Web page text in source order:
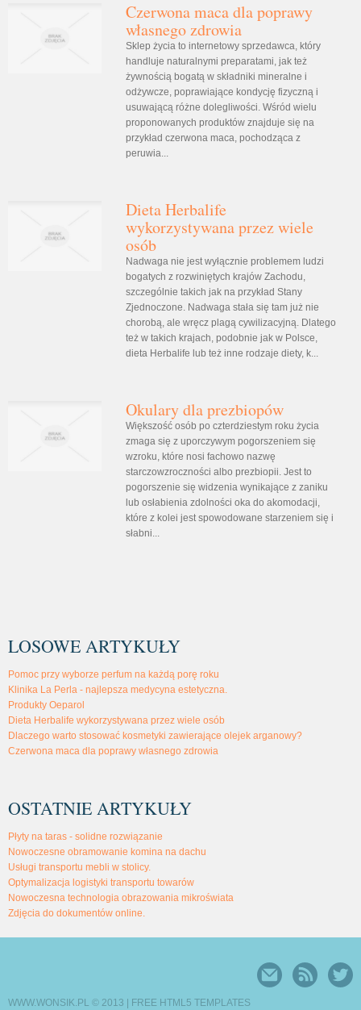
Czerwona maca dla poprawy
własnego zdrowia
Sklep życia to internetowy sprzedawca, który
handluje naturalnymi preparatami, jak też
żywnością bogatą w składniki mineralne i
odżywcze, poprawiające kondycję fizyczną i
usuwającą różne dolegliwości. Wśród wielu
proponowanych produktów znajduje się na
przykład czerwona maca, pochodząca z
peruwia...
Dieta Herbalife
wykorzystywana przez wiele
osób
Nadwaga nie jest wyłącznie problemem ludzi
bogatych z rozwiniętych krajów Zachodu,
szczególnie takich jak na przykład Stany
Zjednoczone. Nadwaga stała się tam już nie
chorobą, ale wręcz plagą cywilizacyjną. Dlatego
też w takich krajach, podobnie jak w Polsce,
dieta Herbalife lub też inne rodzaje diety, k...
Okulary dla prezbiopów
Większość osób po czterdziestym roku życia
zmaga się z uporczywym pogorszeniem się
wzroku, które nosi fachowo nazwę
starczowzroczności albo prezbiopii. Jest to
pogorszenie się widzenia wynikające z zaniku
lub osłabienia zdolności oka do akomodacji,
które z kolei jest spowodowane starzeniem się i
słabni...
LOSOWE ARTYKUŁY
Pomoc przy wyborze perfum na każdą porę roku
Klinika La Perla - najlepsza medycyna estetyczna.
Produkty Oeparol
Dieta Herbalife wykorzystywana przez wiele osób
Dlaczego warto stosować kosmetyki zawierające olejek arganowy?
Czerwona maca dla poprawy własnego zdrowia
OSTATNIE ARTYKUŁY
Płyty na taras - solidne rozwiązanie
Nowoczesne obramowanie komina na dachu
Usługi transportu mebli w stolicy.
Optymalizacja logistyki transportu towarów
Nowoczesna technologia obrazowania mikroświata
Zdjęcia do dokumentów online.
WWW.WONSIK.PL © 2013 | FREE HTML5 TEMPLATES